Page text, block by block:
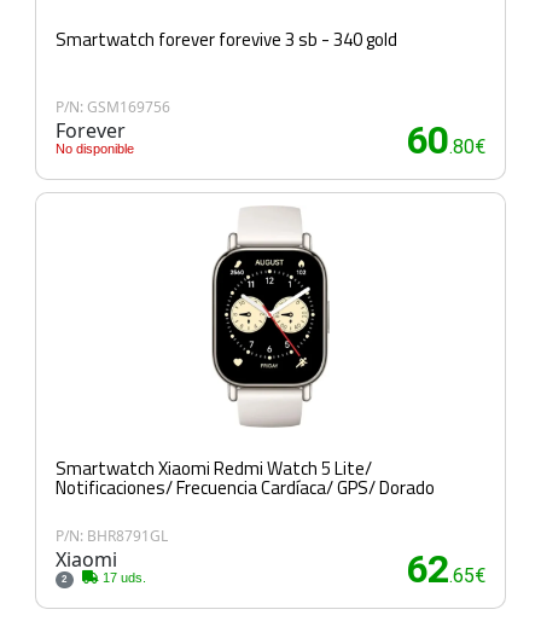
Smartwatch forever forevive 3 sb - 340 gold
P/N: GSM169756
Forever
No disponible 60.80€
Smartwatch Xiaomi Redmi Watch 5 Lite/
Notificaciones/ Frecuencia Cardíaca/ GPS/ Dorado
P/N: BHR8791GL
Xiaomi
2 17 uds. 62.65€